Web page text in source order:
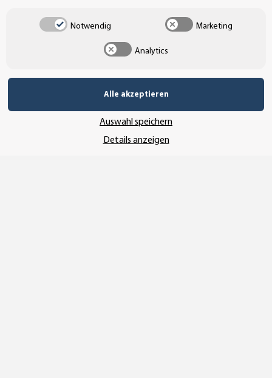
Notwendig Marketing
Analytics
Alle akzeptieren
Auswahl speichern
Details anzeigen